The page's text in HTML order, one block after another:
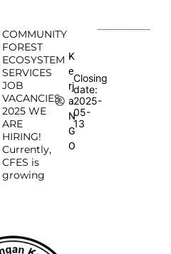
COMMUNITY
FOREST
ECOSYSTEM
SERVICES
JOB
VACANCIES
2025 WE
ARE
HIRING!
Currently,
CFES is
growing
K
e
rj
a
N
G
O
Closing
date:
2025-
05-
13